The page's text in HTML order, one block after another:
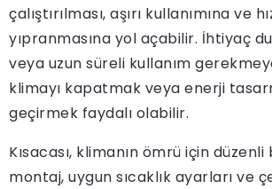
çalıştırılması, aşırı kullanımına ve
yıpranmasına yol açabilir. İhtiyaç
veya uzun süreli kullanım
klimayı kapatmak veya enerji
geçirmek faydalı olabilir.
Kısacası, klimanın ömrü için
montaj, uygun sıcaklık ayarları ve